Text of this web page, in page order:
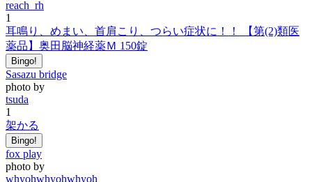
reach_rh
1
耳鳴り、めまい、首肩こり、つらい症状に！！ 【第(2)類医
薬品】奥田脳神経薬Ｍ 150錠
Bingo!
Sasazu bridge
photo by
tsuda
1
架かる
Bingo!
fox play
photo by
whyohwhyohwhyoh